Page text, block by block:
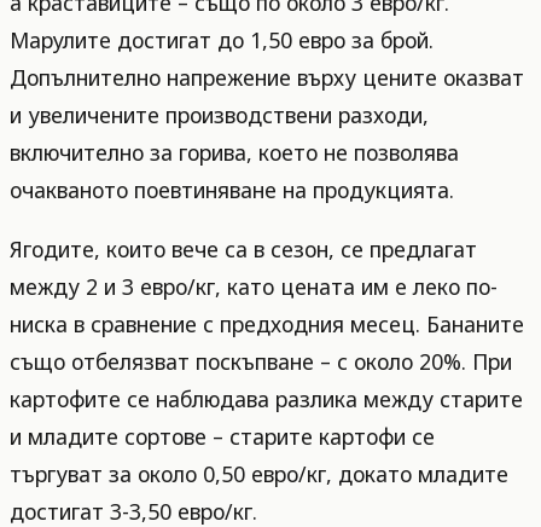
Марулите достигат до 1,50 евро за брой.
Допълнително напрежение върху цените оказват
и увеличените производствени разходи,
включително за горива, което не позволява
очакваното поевтиняване на продукцията.
Ягодите, които вече са в сезон, се предлагат
между 2 и 3 евро/кг, като цената им е леко по-
ниска в сравнение с предходния месец. Бананите
също отбелязват поскъпване – с около 20%. При
картофите се наблюдава разлика между старите
и младите сортове – старите картофи се
търгуват за около 0,50 евро/кг, докато младите
достигат 3-3,50 евро/кг.